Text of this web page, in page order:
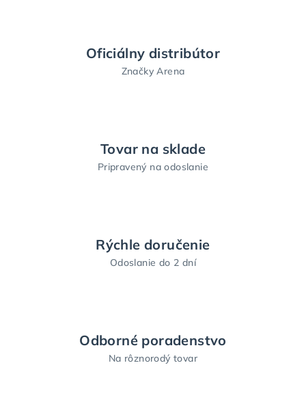
Oficiálny distribútor
Značky Arena
Tovar na sklade
Pripravený na odoslanie
Rýchle doručenie
Odoslanie do 2 dní
Odborné poradenstvo
Na rôznorodý tovar